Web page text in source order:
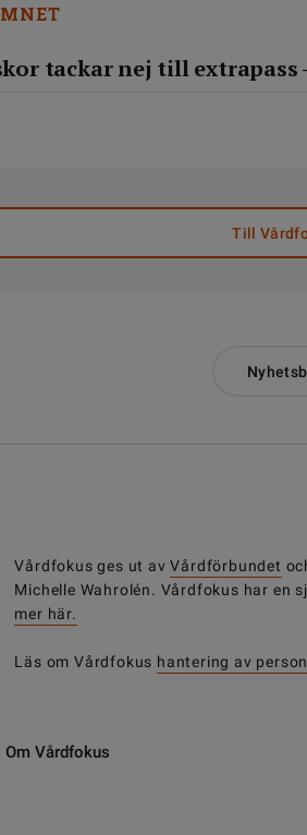
tackar nej till extrapass
Till
Vårdfokus ges ut avVårdförbundet
Michelle Wahrolén. Vårdfokus har en
mer här.
Läs om Vårdfokus hantering av
Om Vårdfokus